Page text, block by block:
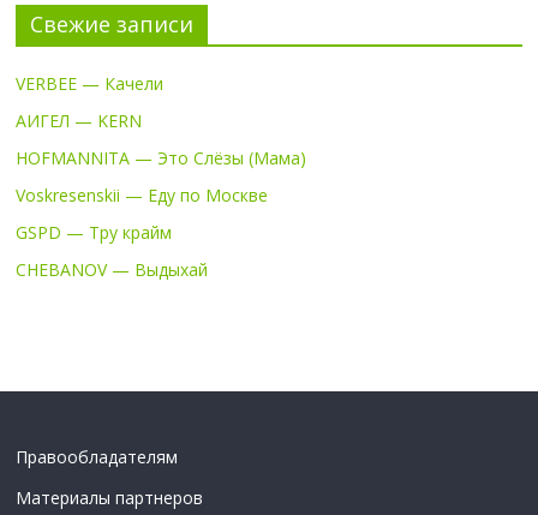
Свежие записи
VERBEE — Качели
АИГЕЛ — KERN
HOFMANNITA — Это Слёзы (Мама)
Voskresenskii — Еду по Москве
GSPD — Тру крайм
CHEBANOV — Выдыхай
Правообладателям
Материалы партнеров